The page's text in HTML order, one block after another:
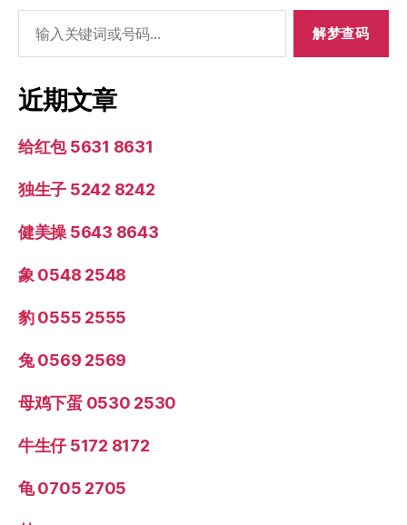
索：
近期文章
给红包 5631 8631
独生子 5242 8242
健美操 5643 8643
象 0548 2548
豹 0555 2555
兔 0569 2569
母鸡下蛋 0530 2530
牛生仔 5172 8172
龟 0705 2705